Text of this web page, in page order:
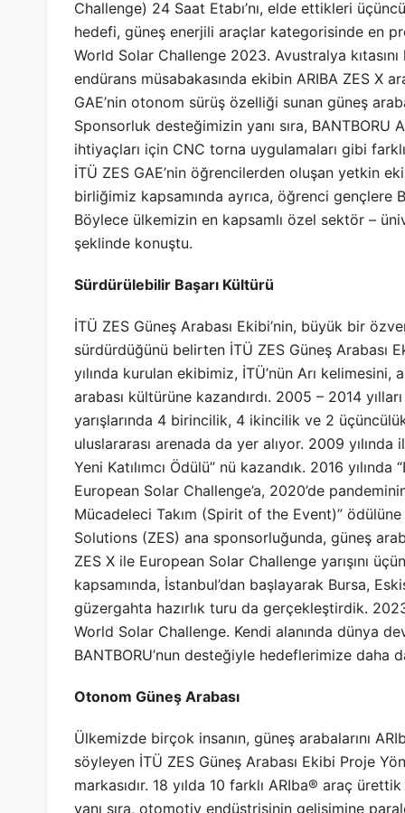
Challenge) 24 Saat Etabı’nı, elde ettikleri
hedefi, güneş enerjili araçlar kategorisinde en
World Solar Challenge 2023. Avustralya
endürans müsabakasında ekibin ARIBA ZES X
GAE’nin otonom sürüş özelliği sunan güneş
Sponsorluk desteğimizin yanı sıra,
ihtiyaçları için CNC torna uygulamaları gibi
İTÜ ZES GAE’nin öğrencilerden oluşan yetkin
birliğimiz kapsamında ayrıca, öğrenci gençlere
Böylece ülkemizin en kapsamlı özel sektör –
şeklinde konuştu.
Sürdürülebilir Başarı Kültürü
İTÜ ZES Güneş Arabası Ekibi’nin, büyük bir
sürdürdüğünü belirten İTÜ ZES Güneş Arabası
yılında kurulan ekibimiz, İTÜ’nün Arı kelimesini,
arabası kültürüne kazandırdı. 2005 – 2014
yarışlarında 4 birincilik, 4 ikincilik ve 2
uluslararası arenada da yer alıyor. 2009 yılında
Yeni Katılımcı Ödülü” nü kazandık. 2016
European Solar Challenge’a, 2020’de
Mücadeleci Takım (Spirit of the Event)”
Solutions (ZES) ana sponsorluğunda, güneş
ZES X ile European Solar Challenge yarışını
kapsamında, İstanbul’dan başlayarak Bursa,
güzergahta hazırlık turu da gerçekleştirdik.
World Solar Challenge. Kendi alanında dünya
BANTBORU’nun desteğiyle hedeflerimize daha
Otonom Güneş Arabası
Ülkemizde birçok insanın, güneş arabalarını
söyleyen İTÜ ZES Güneş Arabası Ekibi Proje
markasıdır. 18 yılda 10 farklı ARIba® araç
yanı sıra, otomotiv endüstrisinin gelişimine